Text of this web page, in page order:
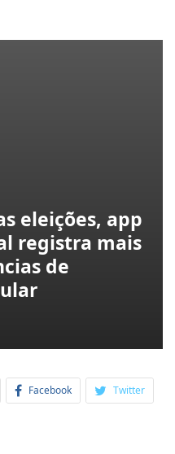
eleições, app
registra mais
de
Facebook Twitter